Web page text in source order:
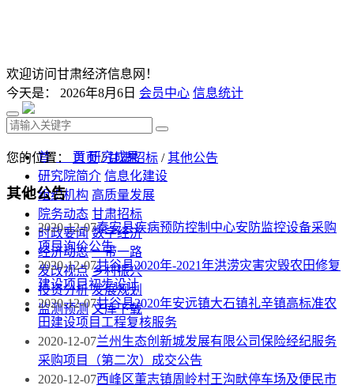
欢迎访问甘肃经济信息网！
今天是： 2026年8月6日 会员中心 信息统计
首 页 研究成果
研究院简介 信息化建设
组织机构 高质量发展
院务动态 甘肃招标
时政要闻 数字经济
经济动态 一带一路
发改视点 乡村振兴
投资分析 发展规划
监测预测 文库下载
您的位置： 首页/甘肃招标 /其他公告
其他公告
2020-12-07秦安县疾病预防控制中心安防监控设备采购
项目询价公告
2020-12-07甘谷县2020年-2021年洪涝灾害灾毁农田修复
建设项目初步设计
2020-12-07甘谷县2020年安远镇大石镇礼辛镇高标准农
田建设项目工程复核服务
2020-12-07兰州生态创新城发展有限公司保险经纪服务
采购项目（第二次）成交公告
2020-12-07西峰区董志镇周岭村王沟畎停车场及便民市